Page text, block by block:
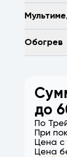
Обогрев
до
По
При
Цена с
Цена